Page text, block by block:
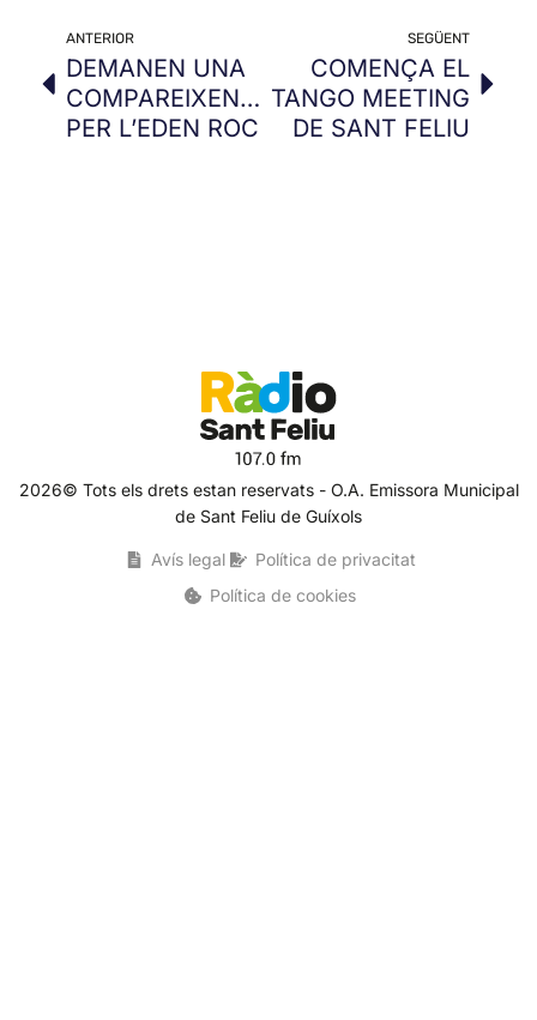
ANTERIOR
DEMANEN UNA
COMPAREIXENÇA
PER L’EDEN ROC
SEGÜENT
COMENÇA EL
TANGO MEETING
DE SANT FELIU
2026© Tots els drets estan reservats - O.A. Emissora Municipal
de Sant Feliu de Guíxols
Avís legal
Política de privacitat
Política de cookies